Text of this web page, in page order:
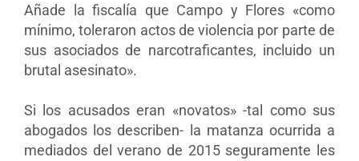
Añade la fiscalía que Campo y Flores «como
mínimo, toleraron actos de violencia por parte de
sus asociados de narcotraficantes, incluido un
brutal asesinato».
Si los acusados ​​eran «novatos» -tal como sus
abogados los describen- la matanza ocurrida a
mediados del verano de 2015 seguramente les